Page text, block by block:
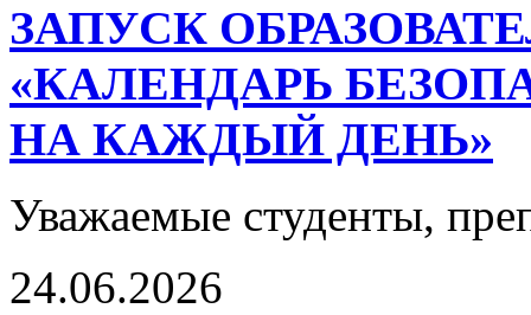
ЗАПУСК
«КАЛЕНДАРЬ
НА КАЖДЫЙ ДЕНЬ»
Уважаемые студенты,
24.06.2026